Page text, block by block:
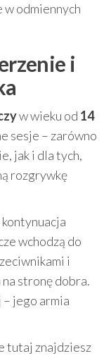
w odmiennych
i
w wieku od 14
sesje – zarówno
jak i dla tych,
rozgrywkę
wchodzą do
i
stronę dobra.
jego armia
tutaj znajdziesz